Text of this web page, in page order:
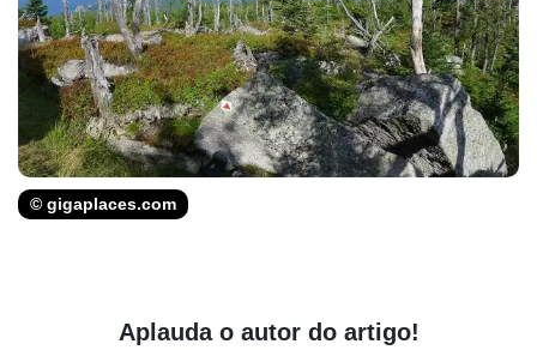
© gigaplaces.com
Aplauda o autor do artigo!